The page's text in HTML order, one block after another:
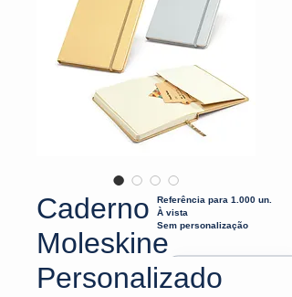
Caderno
Moleskine
Personalizado
Referência para 1.000 un.
À vista
Sem personalização